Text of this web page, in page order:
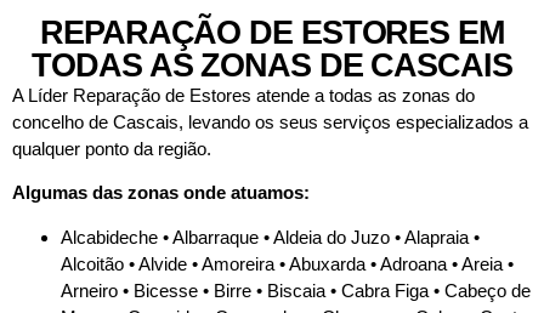
REPARAÇÃO DE ESTORES EM
TODAS AS ZONAS DE CASCAIS
A Líder Reparação de Estores atende a todas as zonas do
concelho de Cascais, levando os seus serviços especializados a
qualquer ponto da região.
Algumas das zonas onde atuamos:
Alcabideche • Albarraque • Aldeia do Juzo • Alapraia •
Alcoitão • Alvide • Amoreira • Abuxarda • Adroana • Areia •
Arneiro • Bicesse • Birre • Biscaia • Cabra Figa • Cabeço de